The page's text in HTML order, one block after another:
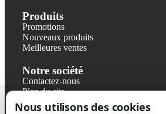
Nous utilisons des cookies
Produits
Promotions
Nouveaux produits
Meilleures ventes
Notre société
Contactez-nous
Plan du site
Magasin